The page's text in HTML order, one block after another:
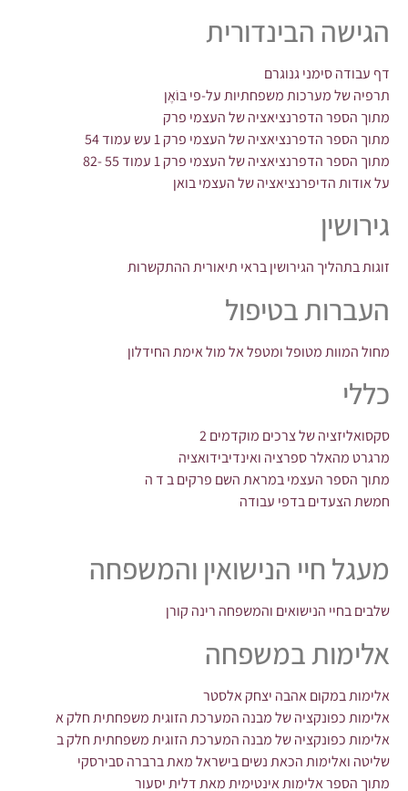
הגישה הבינדורית
דף עבודה סימני גנוגרם
תרפיה של מערכות משפחתיות על-פי בּוֹאֶן
מתוך הספר הדפרנציאציה של העצמי פרק
מתוך הספר הדפרנציאציה של העצמי פרק 1 עש עמוד 54
מתוך הספר הדפרנציאציה של העצמי פרק 1 עמוד 55 -82
על אודות הדיפרנציאציה של העצמי בואן
גירושין
זוגות בתהליך הגירושין בראי תיאורית ההתקשרות
העברות בטיפול
מחול המוות מטופל ומטפל אל מול אימת החידלון
כללי
סקסואליזציה של צרכים מוקדמים 2
מרגרט מהאלר ספרציה ואינדיבידואציה
מתוך הספר העצמי במראת השם פרקים ב ד ה
חמשת הצעדים בדפי עבודה
מעגל חיי הנישואין והמשפחה
שלבים בחיי הנישואים והמשפחה רינה קורן
אלימות במשפחה
אלימות במקום אהבה יצחק אלסטר
אלימות כפונקציה של מבנה המערכת הזוגית משפחתית חלק א
אלימות כפונקציה של מבנה המערכת הזוגית משפחתית חלק ב
שליטה ואלימות הכאת נשים בישראל מאת ברברה סבירסקי
מתוך הספר אלימות אינטימית מאת דלית יסעור